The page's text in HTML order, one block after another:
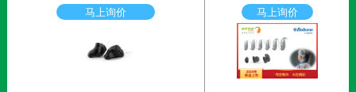
马上询价
马上询价